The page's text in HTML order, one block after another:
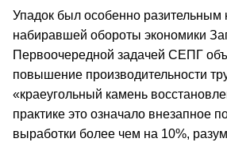
Упадок был особенно разительным
набиравшей обороты экономики
Первоочередной задачей СЕПГ
повышение производительности
«краеугольный камень
практике это означало внезапное
выработки более чем на 10%,